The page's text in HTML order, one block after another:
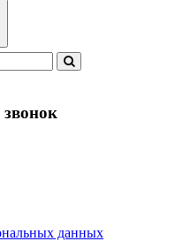
звонок
данных